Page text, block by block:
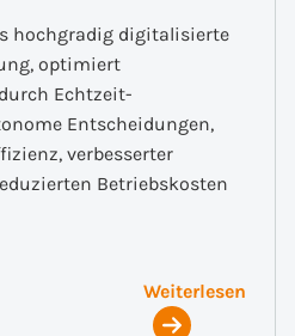
hochgradig digitalisierte
optimiert
Echtzeit-
Entscheidungen,
verbesserter
Betriebskosten
Weiterlesen